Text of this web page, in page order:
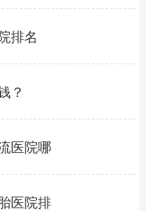
排名
？
医院哪
医院排